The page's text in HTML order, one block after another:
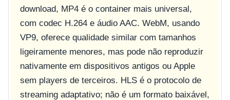
download, MP4 é o container mais universal,
com codec H.264 e áudio AAC. WebM, usando
VP9, oferece qualidade similar com tamanhos
ligeiramente menores, mas pode não reproduzir
nativamente em dispositivos antigos ou Apple
sem players de terceiros. HLS é o protocolo de
streaming adaptativo; não é um formato baixável,